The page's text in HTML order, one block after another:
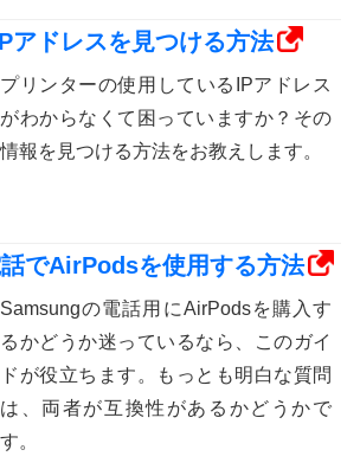
アドレスを見つける方法
プリンターの使用しているIPアドレス
がわからなくて困っていますか？その
情報を見つける方法をお教えします。
でAirPodsを使用する方法
Samsungの電話用にAirPodsを購入す
るかどうか迷っているなら、このガイ
ドが役立ちます。もっとも明白な質問
は、両者が互換性があるかどうかで
す。